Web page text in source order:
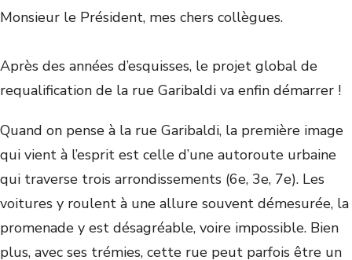
Monsieur le Président, mes chers collègues.
Après des années d’esquisses, le projet global de
requalification de la rue Garibaldi va enfin démarrer !
Quand on pense à la rue Garibaldi, la première image
qui vient à l’esprit est celle d’une autoroute urbaine
qui traverse trois arrondissements (6e, 3e, 7e). Les
voitures y roulent à une allure souvent démesurée, la
promenade y est désagréable, voire impossible. Bien
plus, avec ses trémies, cette rue peut parfois être un